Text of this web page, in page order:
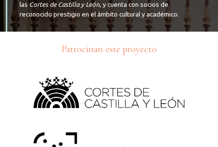
lasCortes de Castilla y León, y cuenta con socios de
reconocido prestigio en el ámbito cultural y académico.
Patrocinan este proyecto